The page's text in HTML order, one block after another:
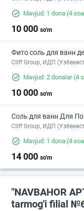
Mavjud: 1 dona (4
10 000 so'm
Фито соль для ванн
Cliff Group, ИДП
Mavjud: 2 donalar(4
10 000 so'm
Соль для ванн Для
Cliff Group, ИДП
Mavjud: 1 dona (4
14 000 so'm
"NAVBAHOR
tarmog'i filial